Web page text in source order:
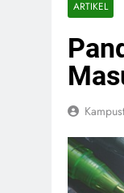
ARTIKEL